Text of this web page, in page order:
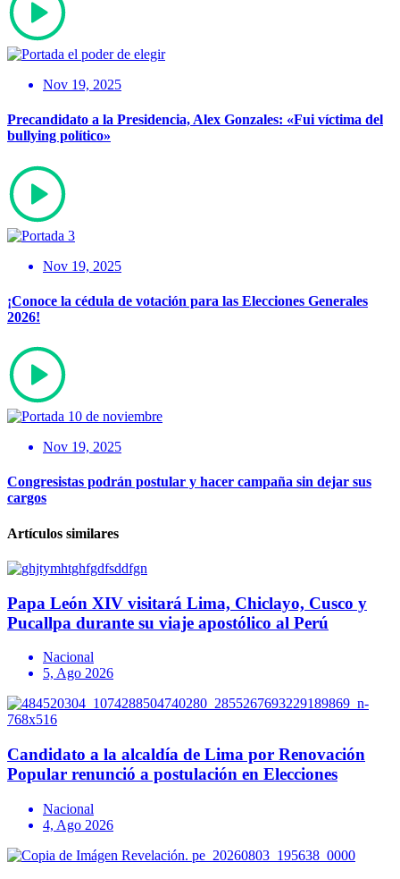
Nov 19, 2025
Precandidato a la Presidencia, Alex Gonzales: «Fui víctima del
bullying político»
Nov 19, 2025
¡Conoce la cédula de votación para las Elecciones Generales
2026!
Nov 19, 2025
Congresistas podrán postular y hacer campaña sin dejar sus
cargos
Artículos similares
Papa León XIV visitará Lima, Chiclayo, Cusco y
Pucallpa durante su viaje apostólico al Perú
Nacional
5, Ago 2026
Candidato a la alcaldía de Lima por Renovación
Popular renunció a postulación en Elecciones
Nacional
4, Ago 2026